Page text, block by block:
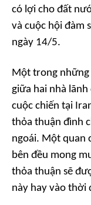
có lợi cho đất
và cuộc hội đàm
ngày 14/5.
Một trong những
giữa hai nhà lãnh
cuộc chiến tại
thỏa thuận đình
ngoái. Một quan
bên đều mong
thỏa thuận sẽ
này hay vào thời